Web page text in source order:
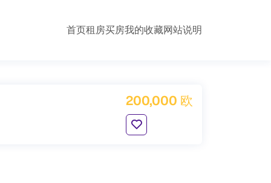
首页租房买房我的收藏网站说明
200,000 欧